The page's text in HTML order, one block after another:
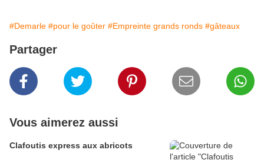
#Demarle #pour le goûter #Empreinte grands ronds #gâteaux
Partager
Vous aimerez aussi
Clafoutis express aux abricots